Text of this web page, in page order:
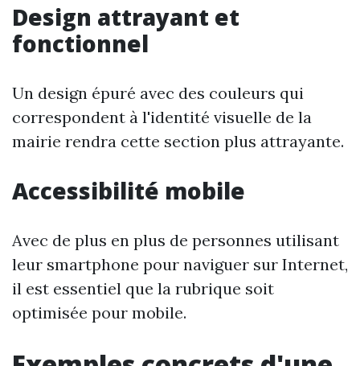
Design attrayant et
fonctionnel
Un design épuré avec des couleurs qui
correspondent à l'identité visuelle de la
mairie rendra cette section plus attrayante.
Accessibilité mobile
Avec de plus en plus de personnes utilisant
leur smartphone pour naviguer sur Internet,
il est essentiel que la rubrique soit
optimisée pour mobile.